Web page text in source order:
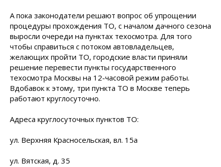
А пока законодатели решают вопрос об упрощении
процедуры прохождения ТО, с началом дачного сезона
выросли очереди на пунктах техосмотра. Для того
чтобы справиться с потоком автовладельцев,
желающих пройти ТО, городские власти приняли
решение перевести пункты государственного
техосмотра Москвы на 12-часовой режим работы.
Вдобавок к этому, три пункта ТО в Москве теперь
работают круглосуточно.
Адреса круглосуточных пунктов ТО:
ул. Верхняя Красносельская, вл. 15а
ул. Вятская, д. 35